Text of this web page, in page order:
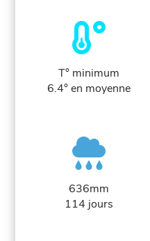
T° minimum
6.4° en moyenne
636mm
114 jours